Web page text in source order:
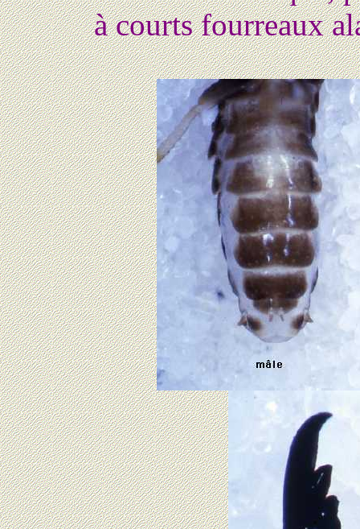
à courts fourreaux